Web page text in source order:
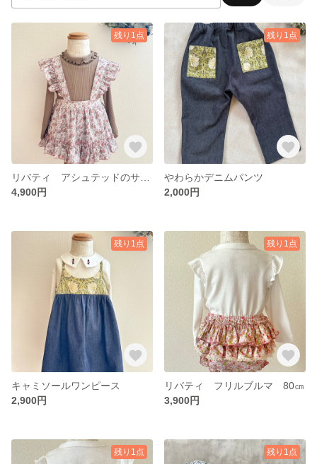
残り1点
4,900円
残り1点
やわらかデニムパンツ
2,000円
残り1点
キャミソールワンピース
2,900円
残り1点
リバティ フリルブルマ 80㎝
3,900円
残り1点 残り1点